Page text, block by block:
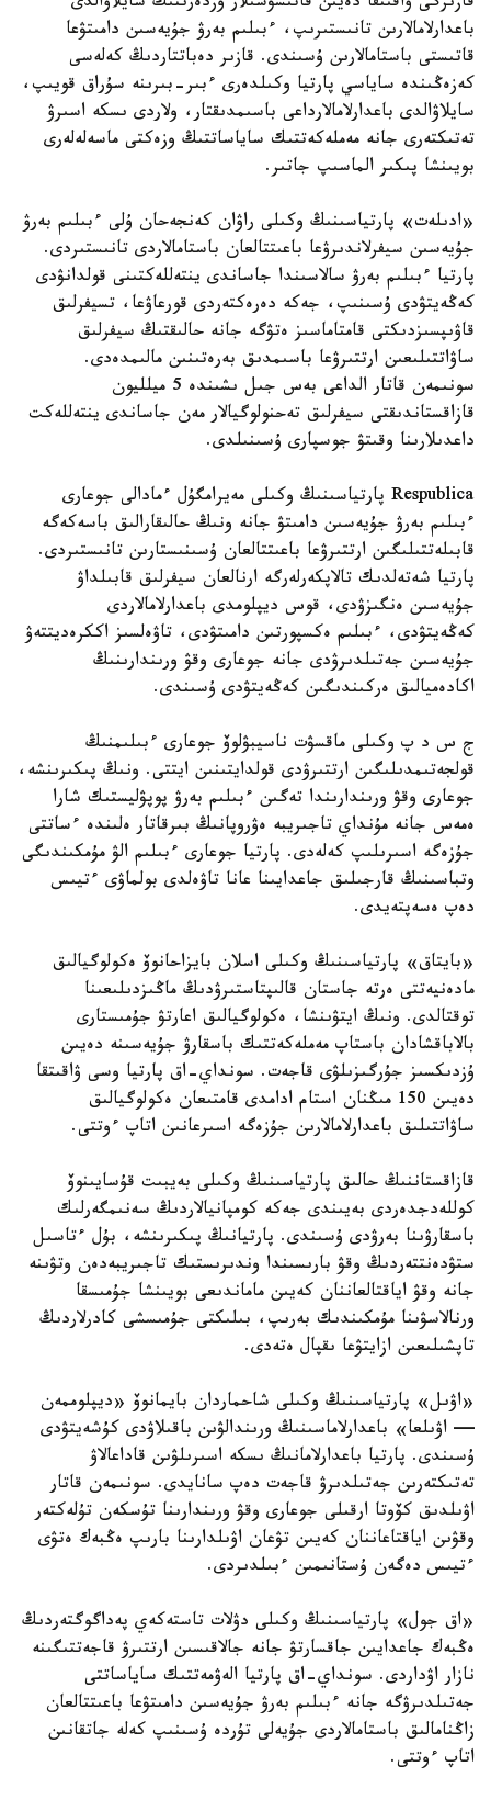
باعدارلامالارىن تانىستىرىپ، ءبىلىم بەرۋ جۇيەسىن دامىتۋعا
قاتىستى باستامالارىن ۇسىندى. قازىر دەباتتاردىڭ كەلەسى
كەزەڭىندە ساياسي پارتيا وكىلدەرى ءبىر-بىرىنە سۇراق قويىپ،
سايلاۋالدى باعدارلامالارداعى باسىمدىقتار، ولاردى ىسكە اسىرۋ
تەتىكتەرى جانە مەملەكەتتىك ساياساتتىڭ وزەكتى ماسەلەلەرى
بويىنشا پىكىر الماسىپ جاتىر.
«ادىلەت» پارتياسىنىڭ وكىلى راۋان كەنجەحان ۇلى ءبىلىم بەرۋ
جۇيەسىن سيفرلاندىرۋعا باعىتتالعان باستامالاردى تانىستىردى.
پارتيا ءبىلىم بەرۋ سالاسىندا جاساندى ينتەللەكتىنى قولدانۋدى
كەڭەيتۋدى ۇسىنىپ، جەكە دەرەكتەردى قورعاۋعا، تسيفرلىق
قاۋىپسىزدىكتى قامتاماسىز ەتۋگە جانە حالىقتىڭ سيفرلىق
ساۋاتتىلىعىن ارتتىرۋعا باسىمدىق بەرەتىنىن مالىمدەدى.
سونىمەن قاتار الداعى بەس جىل ىشىندە 5 ميلليون
قازاقستاندىقتى سيفرلىق تەحنولوگيالار مەن جاساندى ينتەللەكت
داعدىلارىنا وقىتۋ جوسپارى ۇسىنىلدى.
Respublica پارتياسىنىڭ وكىلى مەيرامگۇل ءمادالى جوعارى
ءبىلىم بەرۋ جۇيەسىن دامىتۋ جانە ونىڭ حالىقارالىق باسەكەگە
قابىلەتتىلىگىن ارتتىرۋعا باعىتتالعان ۇسىنىستارىن تانىستىردى.
پارتيا شەتەلدىك تالاپكەرلەرگە ارنالعان سيفرلىق قابىلداۋ
جۇيەسىن ەنگىزۋدى، قوس ديپلومدى باعدارلامالاردى
كەڭەيتۋدى، ءبىلىم ەكسپورتىن دامىتۋدى، تاۋەلسىز اككرەديتتەۋ
جۇيەسىن جەتىلدىرۋدى جانە جوعارى وقۋ ورىندارىنىڭ
اكادەميالىق ەركىندىگىن كەڭەيتۋدى ۇسىندى.
ج س د پ وكىلى ماقسۋت ناسيبۋلوۆ جوعارى ءبىلىمنىڭ
قولجەتىمدىلىگىن ارتتىرۋدى قولدايتىنىن ايتتى. ونىڭ پىكىرىنشە،
جوعارى وقۋ ورىندارىندا تەگىن ءبىلىم بەرۋ پوپۋليستىك شارا
ەمەس جانە مۇنداي تاجىريبە ەۋروپانىڭ بىرقاتار ەلىندە ءساتتى
جۇزەگە اسىرىلىپ كەلەدى. پارتيا جوعارى ءبىلىم الۋ مۇمكىندىگى
وتباسىنىڭ قارجىلىق جاعدايىنا عانا تاۋەلدى بولماۋى ءتيىس
دەپ ەسەپتەيدى.
«بايتاق» پارتياسىنىڭ وكىلى اسلان بايزاحانوۆ ەكولوگيالىق
مادەنيەتتى ەرتە جاستان قالىپتاستىرۋدىڭ ماڭىزدىلىعىنا
توقتالدى. ونىڭ ايتۋىنشا، ەكولوگيالىق اعارتۋ جۇمىستارى
بالاباقشادان باستاپ مەملەكەتتىك باسقارۋ جۇيەسىنە دەيىن
ۇزدىكسىز جۇرگىزىلۋى قاجەت. سونداي-اق پارتيا وسى ۋاقىتقا
دەيىن 150 مىڭنان استام ادامدى قامتىعان ەكولوگيالىق
ساۋاتتىلىق باعدارلامالارىن جۇزەگە اسىرعانىن اتاپ ءوتتى.
قازاقستاننىڭ حالىق پارتياسىنىڭ وكىلى بەيبىت قۇسايىنوۆ
كوللەدجدەردى بەيىندى جەكە كومپانيالاردىڭ سەنىمگەرلىك
باسقارۋىنا بەرۋدى ۇسىندى. پارتيانىڭ پىكىرىنشە، بۇل ءتاسىل
ستۋدەنتتەردىڭ وقۋ بارىسىندا وندىرىستىك تاجىريبەدەن وتۋىنە
جانە وقۋ اياقتالعاننان كەيىن ماماندىعى بويىنشا جۇمىسقا
ورنالاسۋىنا مۇمكىندىك بەرىپ، بىلىكتى جۇمىسشى كادرلاردىڭ
تاپشىلىعىن ازايتۋعا ىقپال ەتەدى.
«اۋىل» پارتياسىنىڭ وكىلى شاحماردان بايمانوۆ «ديپلوممەن
— اۋىلعا» باعدارلاماسىنىڭ ورىندالۋىن باقىلاۋدى كۇشەيتۋدى
ۇسىندى. پارتيا باعدارلامانىڭ ىسكە اسىرىلۋىن قاداعالاۋ
تەتىكتەرىن جەتىلدىرۋ قاجەت دەپ سانايدى. سونىمەن قاتار
اۋىلدىق كۆوتا ارقىلى جوعارى وقۋ ورىندارىنا تۇسكەن تۇلەكتەر
وقۋىن اياقتاعاننان كەيىن تۋعان اۋىلدارىنا بارىپ ەڭبەك ەتۋى
ءتيىس دەگەن ۇستانىمىن ءبىلدىردى.
«اق جول» پارتياسىنىڭ وكىلى دۋلات تاستەكەي پەداگوگتەردىڭ
ەڭبەك جاعدايىن جاقسارتۋ جانە جالاقىسىن ارتتىرۋ قاجەتتىگىنە
نازار اۋداردى. سونداي-اق پارتيا الەۋمەتتىك ساياساتتى
جەتىلدىرۋگە جانە ءبىلىم بەرۋ جۇيەسىن دامىتۋعا باعىتتالعان
زاڭنامالىق باستامالاردى جۇيەلى تۇردە ۇسىنىپ كەلە جاتقانىن
اتاپ ءوتتى.